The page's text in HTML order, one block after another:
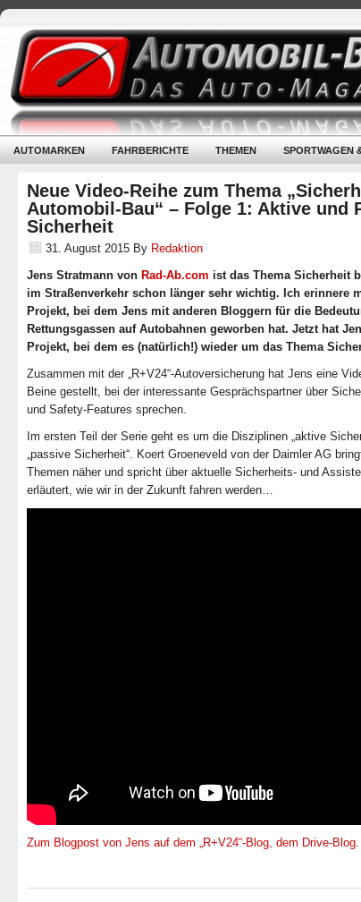
AUTOMARKEN FAHRBERICHTE THEMEN SPORTWAGEN
Neue Video-Reihe zum Thema
Automobil-Bau“ – Folge 1: Aktive und
Sicherheit
31. August 2015 By Redaktion
Jens Stratmann von Rad-Ab.com ist das Thema Sicherheit
im Straßenverkehr schon länger sehr wichtig. Ich erinnere
Projekt, bei dem Jens mit anderen Bloggern für die
Rettungsgassen auf Autobahnen geworben hat. Jetzt hat
Projekt, bei dem es (natürlich!) wieder um das Thema
Zusammen mit der „R+V24“-Autoversicherung hat Jens eine
Beine gestellt, bei der interessante Gesprächspartner über
und Safety-Features sprechen.
Im ersten Teil der Serie geht es um die Disziplinen „aktive
„passive Sicherheit“. Koert Groeneveld von der Daimler AG
Themen näher und spricht über aktuelle Sicherheits- und
erläutert, wie wir in der Zukunft fahren werden…
Zum Blogpost von Jens auf dem „R+V24“-Blog, dem Drive-Blog.